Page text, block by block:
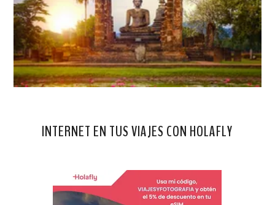
INTERNET EN TUS VIAJES CON HOLAFLY